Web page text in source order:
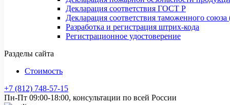
Декларация соответствия ГОСТ Р
Декларация соответствия таможенного
Разработка и регистрация штрих-кода
Регистрационное удостоверение
Разделы сайта
Стоимость
+7 (812) 748-57-15
Пн-Пт 09:00-18:00, консультации по всей России